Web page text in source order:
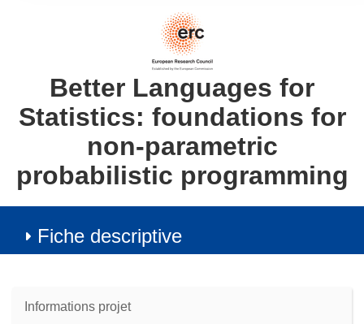
Better Languages for
Statistics: foundations for
non-parametric
probabilistic programming
Fiche descriptive
Informations projet